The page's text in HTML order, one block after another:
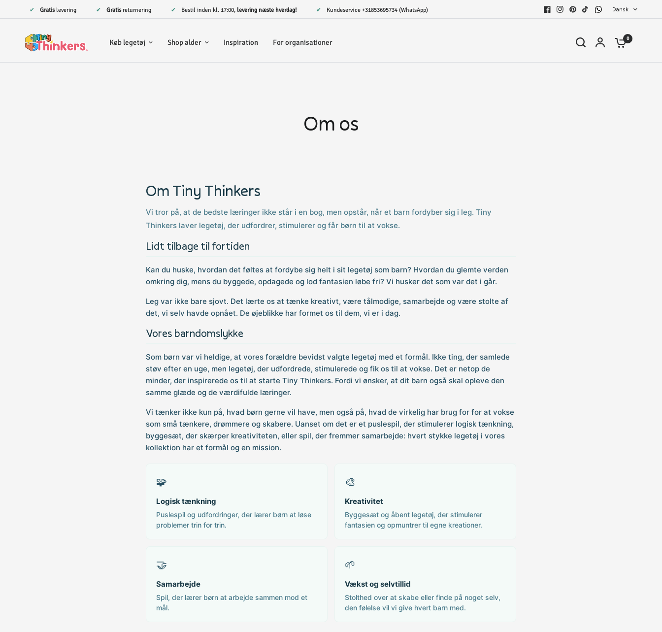
Gratislevering Gratisreturnering ✔ Bestil inden kl. 17:00, levering næste hverdag! ✔ Kundeservice +31853695734 (WhatsApp) Dansk
Køb legetøj Shop alder Inspiration For organisationer 0
Om os
Om Tiny Thinkers
Vi tror på, at de bedste læringer ikke står i en bog, men opstår, når et barn fordyber sig i leg. Tiny
Thinkers laver legetøj, der udfordrer, stimulerer og får børn til at vokse.
Lidt tilbage til fortiden
Kan du huske, hvordan det føltes at fordybe sig helt i sit legetøj som barn? Hvordan du glemte verden
omkring dig, mens du byggede, opdagede og lod fantasien løbe fri? Vi husker det som var det i går.
Leg var ikke bare sjovt. Det lærte os at tænke kreativt, være tålmodige, samarbejde og være stolte af
det, vi selv havde opnået. De øjeblikke har formet os til dem, vi er i dag.
Vores barndomslykke
Som børn var vi heldige, at vores forældre bevidst valgte legetøj med et formål. Ikke ting, der samlede
støv efter en uge, men legetøj, der udfordrede, stimulerede og fik os til at vokse. Det er netop de
minder, der inspirerede os til at starte Tiny Thinkers. Fordi vi ønsker, at dit barn også skal opleve den
samme glæde og de værdifulde læringer.
Vi tænker ikke kun på, hvad børn gerne vil have, men også på, hvad de virkelig har brug for for at vokse
som små tænkere, drømmere og skabere. Uanset om det er et puslespil, der stimulerer logisk tænkning,
byggesæt, der skærper kreativiteten, eller spil, der fremmer samarbejde: hvert stykke legetøj i vores
kollektion har et formål og en mission.
🧩
Logisk tænkning
Puslespil og udfordringer, der lærer børn at løse
problemer trin for trin.
🎨
Kreativitet
Byggesæt og åbent legetøj, der stimulerer
fantasien og opmuntrer til egne kreationer.
🤝
Samarbejde
Spil, der lærer børn at arbejde sammen mod et
mål.
🌱
Vækst og selvtillid
Stolthed over at skabe eller finde på noget selv,
den følelse vil vi give hvert barn med.